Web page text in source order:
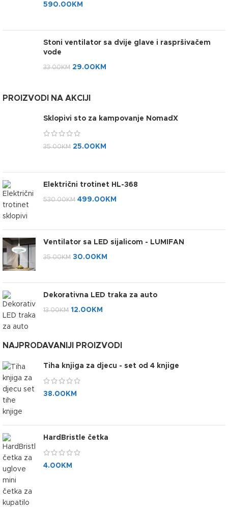
590.00 KM
Stoni ventilator sa dvije glave i raspršivačem
vode
33.00KM 29.00 KM
PROIZVODI NA AKCIJI
Sklopivi sto za kampovanje NomadX
35.00KM 25.00 KM
Električni trotinet HL-368
530.00KM 499.00 KM
Ventilator sa LED sijalicom - LUMIFAN
35.00KM 30.00 KM
Dekorativna LED traka za auto
13.00KM 12.00 KM
NAJPRODAVANIJI PROIZVODI
Tiha knjiga za djecu - set od 4 knjige
38.00 KM
HardBristle četka
4.00 KM